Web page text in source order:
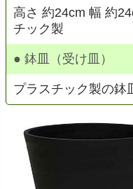
高さ 約24cm 幅 約
チック製
● 鉢皿（受け皿）
プラスチック製の鉢